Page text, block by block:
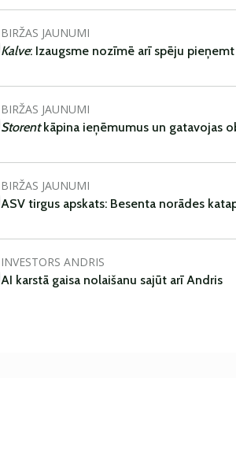
BIRŽAS JAUNUMI
Kalve: Izaugsme nozīmē arī spēju
BIRŽAS JAUNUMI
Storentkāpina ieņēmumus un gatavojas
BIRŽAS JAUNUMI
ASV tirgus apskats: Besenta norādes
INVESTORS ANDRIS
AI karstā gaisa nolaišanu sajūt arī Andris